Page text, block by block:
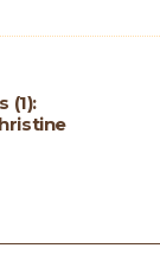
(1):